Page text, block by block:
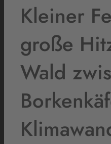
Kleiner
große
Wald